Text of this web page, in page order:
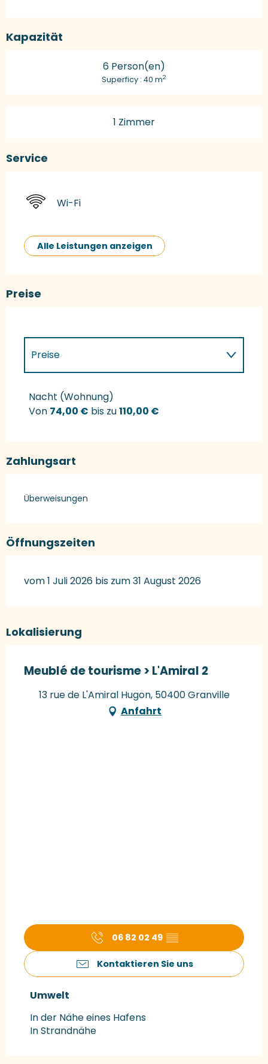
Kapazität
6 Person(en)
Superficy : 40 m2
1 Zimmer
Service
Wi-Fi
Alle Leistungen anzeigen
Preise
Preise
Preise 2027
Nacht (Wohnung)
Von 74,00 € bis zu110,00 €
Zahlungsart
Überweisungen
Öffnungszeiten
vom 1 Juli 2026 bis zum 31 August 2026
Lokalisierung
Meublé de tourisme > L'Amiral 2
13 rue de L'Amiral Hugon, 50400 Granville
Anfahrt
06 82 02 49 ▒▒
Kontaktieren Sie uns
Umwelt
Umwelt
In der Nähe eines Hafens
In Strandnähe